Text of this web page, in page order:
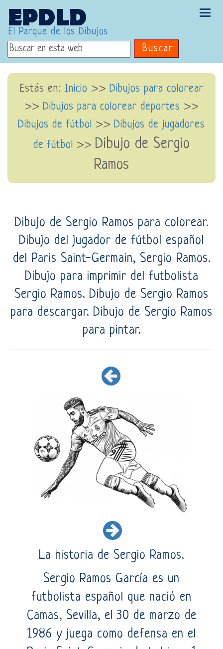
El Parque de los Dibujos
Buscar
Estás en: Inicio >> Dibujos para colorear
>> Dibujos para colorear deportes >>
Dibujos de fútbol >> Dibujos de jugadores
de fútbol >> Dibujo de Sergio
Ramos
Dibujo de Sergio Ramos para colorear.
Dibujo del jugador de fútbol español
del Paris Saint-Germain, Sergio Ramos.
Dibujo para imprimir del futbolista
Sergio Ramos. Dibujo de Sergio Ramos
para descargar. Dibujo de Sergio Ramos
para pintar.
La historia de Sergio Ramos.
Sergio Ramos García es un
futbolista español que nació en
Camas, Sevilla, el 30 de marzo de
1986 y juega como defensa en el